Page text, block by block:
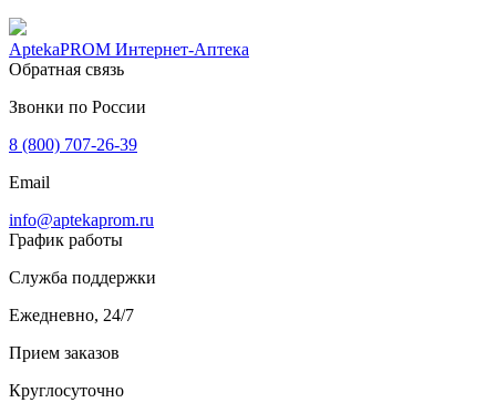
AptekaPROM Интернет-Аптека
Обратная связь
Звонки по России
8 (800) 707-26-39
Email
info@aptekaprom.ru
График работы
Служба поддержки
Ежедневно, 24/7
Прием заказов
Круглосуточно